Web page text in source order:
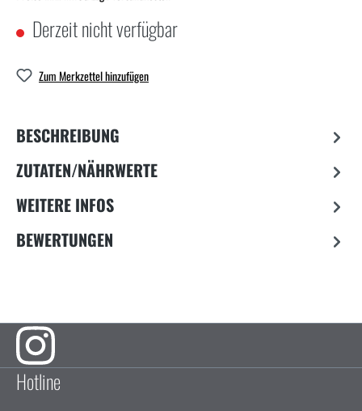
Derzeit nicht verfügbar
Zum Merkzettel hinzufügen
BESCHREIBUNG
ZUTATEN/NÄHRWERTE
WEITERE INFOS
BEWERTUNGEN
Hotline